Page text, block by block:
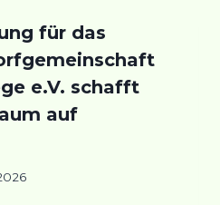
für das
e.V. schafft
auf